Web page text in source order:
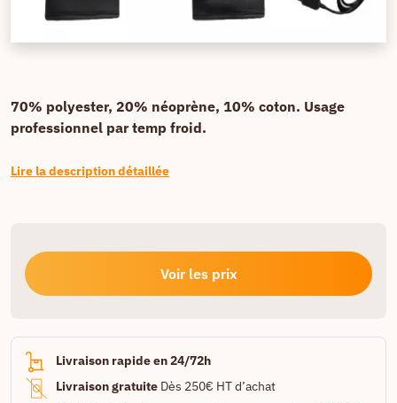
70% polyester, 20% néoprène, 10% coton. Usage
professionnel par temp froid.
Lire la description détaillée
Voir les prix
Livraison rapide en 24/72h
Livraison gratuite Dès 250€ HT d’achat